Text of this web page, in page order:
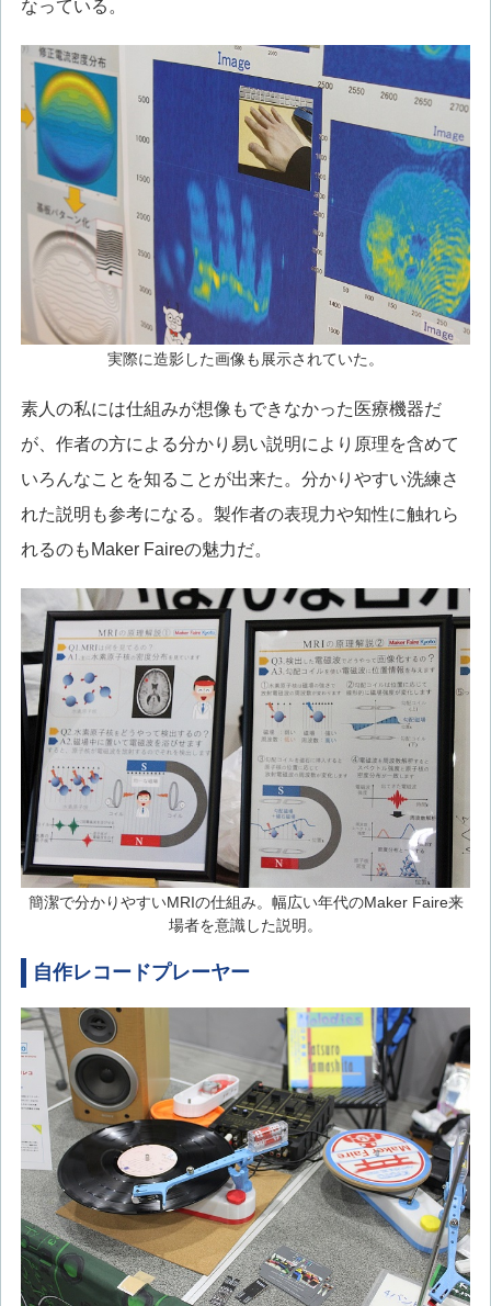
なっている。
実際に造影した画像も展示されていた。
素人の私には仕組みが想像もできなかった医療機器だ
が、作者の方による分かり易い説明により原理を含めて
いろんなことを知ることが出来た。分かりやすい洗練さ
れた説明も参考になる。製作者の表現力や知性に触れら
れるのもMaker Faireの魅力だ。
簡潔で分かりやすいMRIの仕組み。幅広い年代のMaker Faire来
場者を意識した説明。
自作レコードプレーヤー